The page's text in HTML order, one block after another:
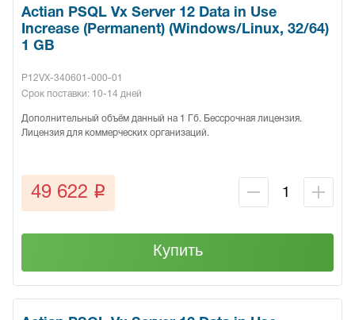
Actian PSQL Vx Server 12 Data in Use
Increase (Permanent) (Windows/Linux, 32/64)
1 GB
P12VX-340601-000-01
Срок поставки: 10-14 дней
Дополнительный объём данный на 1 Гб. Бессрочная лицензия.
Лицензия для коммерческих организаций.
49 622 q
Купить